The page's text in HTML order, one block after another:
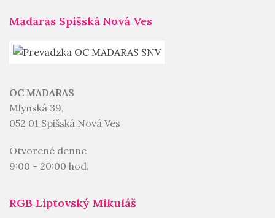
Madaras Spišská Nová Ves
OC MADARAS
Mlynská 39,
052 01 Spišská Nová Ves
Otvorené denne
9:00 - 20:00 hod.
RGB Liptovský Mikuláš